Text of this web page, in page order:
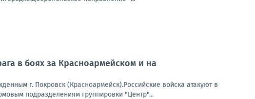
в боях за Красноармейском и на
г. Покровск (Красноармейск).Российские войска атакуют в
подразделениям группировки "Центр"...